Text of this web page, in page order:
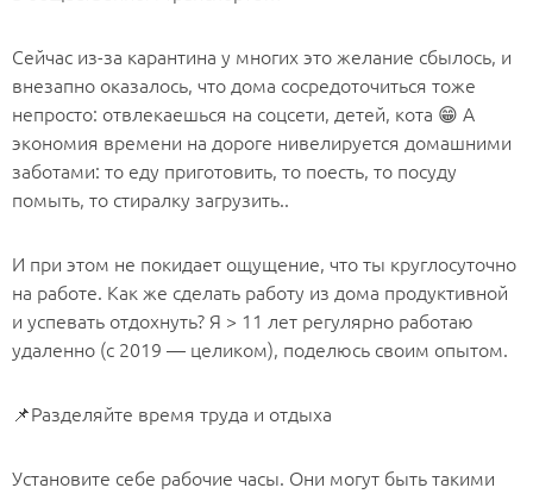
Сейчас из-за карантина у многих это желание сбылось, и
внезапно оказалось, что дома сосредоточиться тоже
непросто: отвлекаешься на соцсети, детей, кота 😁 А
экономия времени на дороге нивелируется домашними
заботами: то еду приготовить, то поесть, то посуду
помыть, то стиралку загрузить..
И при этом не покидает ощущение, что ты круглосуточно
на работе. Как же сделать работу из дома продуктивной
и успевать отдохнуть? Я > 11 лет регулярно работаю
удаленно (с 2019 — целиком), поделюсь своим опытом.
📌Разделяйте время труда и отдыха
Установите себе рабочие часы. Они могут быть такими